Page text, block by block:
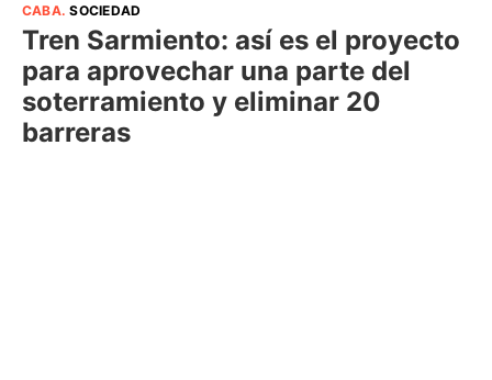
CABA.SOCIEDAD
Tren Sarmiento: así es el proyecto
para aprovechar una parte del
soterramiento y eliminar 20
barreras